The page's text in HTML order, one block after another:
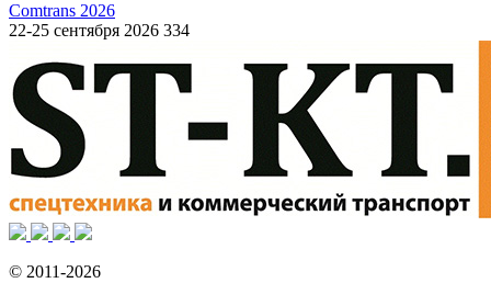
Comtrans 2026
22-25 сентября 2026 334
© 2011-2026